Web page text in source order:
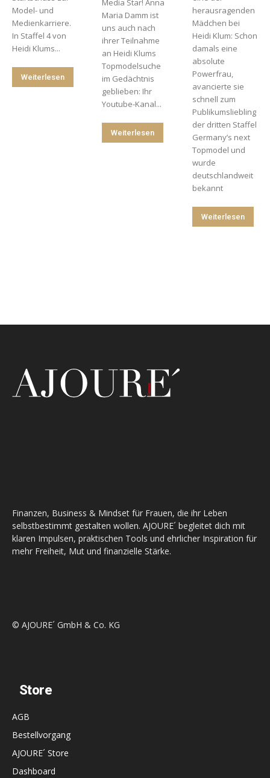
Model- und
Medienkarriere.
In Staffel 4 von
Heidi Klums...
Weiterlesen
Media Star! Anna
Maria Damm ist
uns auch nach
ihrer Teilnahme
an Heidi Klums
Topmodelsuche
im Gedächtnis
geblieben: Ihr
Youtube-Kanal...
Weiterlesen
herausragenden
Mädchen bei
Heidi Klum: Schon
damals eine
absolute
Powerfrau,
avancierte sie
schnell zum
Publikumsliebling
der dritten Staffel
Germany’s next
Topmodel und
wurde
deutschlandweit
bekannt
Weiterlesen
Finanzen, Business & Mindset für Frauen, die ihr Leben
selbstbestimmt gestalten wollen. AJOURE´ begleitet dich mit
klaren Impulsen, praktischen Tools und ehrlicher Inspiration für
mehr Freiheit, Mut und finanzielle Stärke.
© AJOURE´ GmbH & Co. KG
Store
AGB
Bestellvorgang
AJOURE´ Store
Dashboard